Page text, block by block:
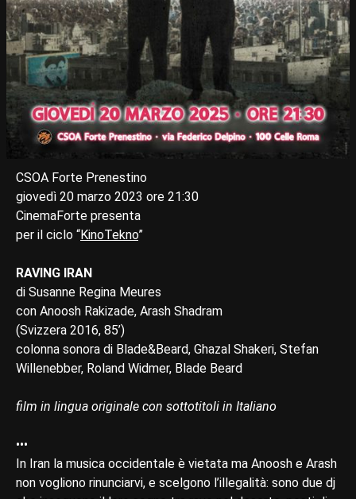
CSOA Forte Prenestino
giovedì 20 marzo 2023 ore 21:30
CinemaForte presenta
per il ciclo “KinoTekno”
RAVING IRAN
di Susanne Regina Meures
con Anoosh Rakizade, Arash Shadram
(Svizzera 2016, 85’)
colonna sonora di Blade&Beard, Ghazal Shakeri, Stefan
Willenebber, Roland Widmer, Blade Beard
film in lingua originale con sottotitoli in Italiano
•••
In Iran la musica occidentale è vietata ma Anoosh e Arash
non vogliono rinunciarvi, e scelgono l’illegalità: sono due dj